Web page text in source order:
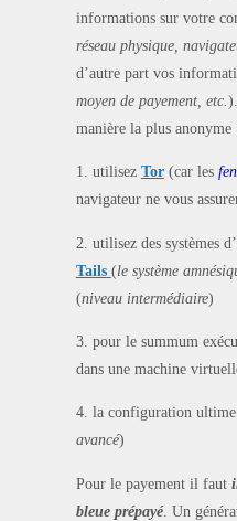
informations sur votre
réseau physique,
d’autre part vos
moyen de payement, etc.
manière la plus anonyme
1. utilisez Tor(car les
navigateur ne vous
2. utilisez des systèmes
Tails (le système
(niveau intermédiaire)
3. pour le summum
dans une machine
4. la configuration
avancé)
Pour le payement il faut
bleue prépayé. Un